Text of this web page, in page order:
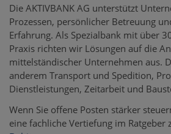
Die AKTIVBANK AG unterstützt
Prozessen, persönlicher Betreuung
Erfahrung. Als Spezialbank mit über
Praxis richten wir Lösungen auf die
mittelständischer Unternehmen aus.
anderem Transport und Spedition,
Dienstleistungen, Zeitarbeit und
Wenn Sie offene Posten stärker
eine fachliche Vertiefung im Ratgeber